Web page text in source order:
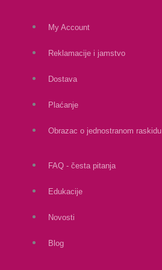
My Account
Reklamacije i jamstvo
Dostava
Plaćanje
Obrazac o jednostranom raskidu
FAQ - česta pitanja
Edukacije
Novosti
Blog